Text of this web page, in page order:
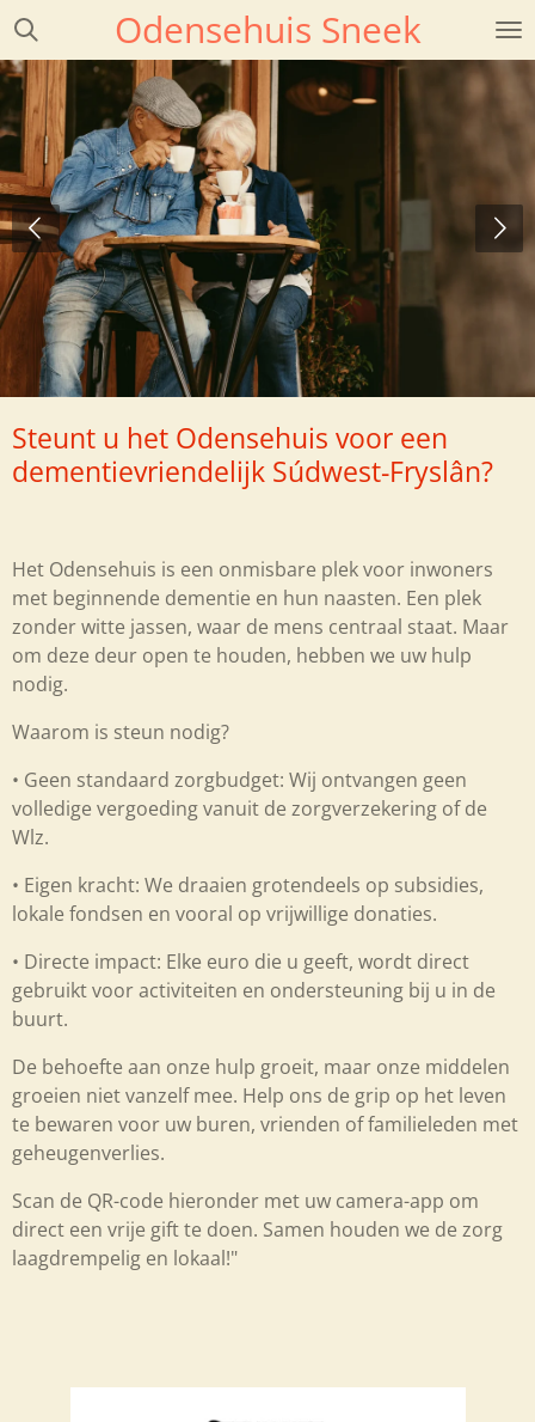
Ga
naar
de
hoofdinhoud
Odensehuis Sneek
Steunt u het Odensehuis voor een
dementievriendelijk Súdwest-Fryslân?
Het Odensehuis is een onmisbare plek voor inwoners
met beginnende dementie en hun naasten. Een plek
zonder witte jassen, waar de mens centraal staat. Maar
om deze deur open te houden, hebben we uw hulp
nodig.
Waarom is steun nodig?
• Geen standaard zorgbudget: Wij ontvangen geen
volledige vergoeding vanuit de zorgverzekering of de
Wlz.
• Eigen kracht: We draaien grotendeels op subsidies,
lokale fondsen en vooral op vrijwillige donaties.
• Directe impact: Elke euro die u geeft, wordt direct
gebruikt voor activiteiten en ondersteuning bij u in de
buurt.
De behoefte aan onze hulp groeit, maar onze middelen
groeien niet vanzelf mee. Help ons de grip op het leven
te bewaren voor uw buren, vrienden of familieleden met
geheugenverlies.
Scan de QR-code hieronder met uw camera-app om
direct een vrije gift te doen. Samen houden we de zorg
laagdrempelig en lokaal!"